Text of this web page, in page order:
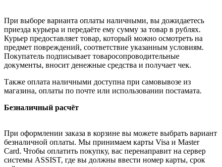
При выборе варианта оплаты наличными, вы дожидаетесь
приезда курьера и передаёте ему сумму за товар в рублях.
Курьер предоставляет товар, который можно осмотреть на
предмет повреждений, соответствие указанным условиям.
Покупатель подписывает товаросопроводительные
документы, вносит денежные средства и получает чек.
Также оплата наличными доступна при самовывозе из
магазина, оплаты по почте или использовании постамата.
Безналичный расчёт
При оформлении заказа в корзине вы можете выбрать вариант
безналичной оплаты. Мы принимаем карты Visa и Master
Card. Чтобы оплатить покупку, вас перенаправит на сервер
системы ASSIST, где вы должны ввести номер карты, срок